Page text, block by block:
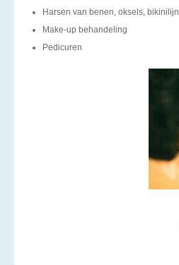
Harsen van benen, oksels, bikinilijn
Make-up behandeling
Pedicuren